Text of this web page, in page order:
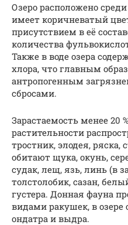
Озеро расположено
имеет коричневатый
присутствием в её
количества
Также в воде озера
хлора, что главным
антропогенным
сбросами.
Зарастаемость менее 20
растительности
тростник, элодея, ряска,
обитают щука, окунь,
судак, лещ, язь, линь (в
толстолобик, сазан,
густера. Донная фауна
видами ракушек, в озере
ондатра и выдра.